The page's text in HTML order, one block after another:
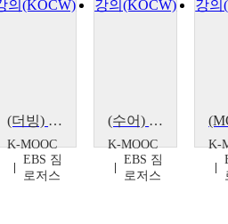
(더빙) 위대한 수업3(GREAT MINDS) - 불확실한 시대의 투자법
K-MOOC
EBS 짐
로저스
(수어) 위대한 수업3(GREAT MINDS) - 불확실한 시대의 투자법
K-MOOC
EBS 짐
로저스
K-